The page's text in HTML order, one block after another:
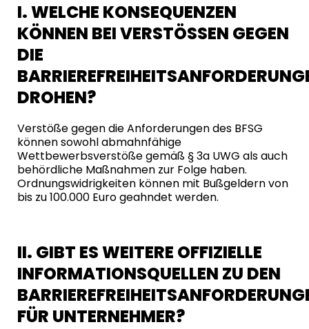
I. WELCHE KONSEQUENZEN
KÖNNEN BEI VERSTÖSSEN GEGEN D
IE B
ROHEN?
Verstöße gegen die Anforderungen des BFSG
können sowohl abmahnfähige
Wettbewerbsverstöße gemäß § 3a UWG als auch
behördliche Maßnahmen zur Folge haben.
Ordnungswidrigkeiten können mit Bußgeldern von
bis zu 100.000 Euro geahndet werden.
II. GIBT ES WEITERE OFFIZIELLE
INFORMATIONSQUELLEN ZU DEN
FÜR UNTERNEHMER?